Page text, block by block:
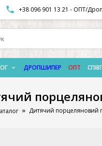
+38 096 901 13 21 - ОПТ/
ДРОПШИПЕР ОПТ
Дитячий порцеляновий